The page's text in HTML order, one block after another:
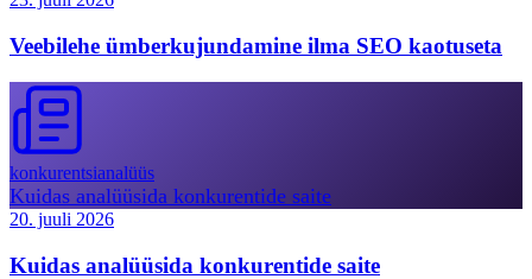
Veebilehe ümberkujundamine ilma SEO kaotuseta
konkurentsianalüüs
Kuidas analüüsida konkurentide saite
20. juuli 2026
Kuidas analüüsida konkurentide saite